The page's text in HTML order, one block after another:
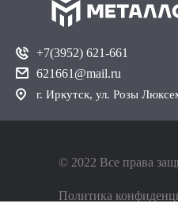
+7(3952) 621-661
621661@mail.ru
г. Иркутск, ул. Розы
© 2022 Все права
Политика